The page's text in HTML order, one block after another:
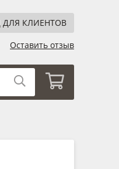
ДЛЯ КЛИЕНТОВ
Оставить отзыв